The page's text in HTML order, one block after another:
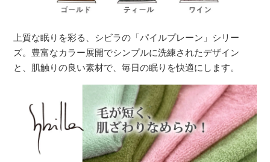
上質な眠りを彩る、シビラの「パイルプレーン」シリー
ズ。豊富なカラー展開でシンプルに洗練されたデザイン
と、肌触りの良い素材で、毎日の眠りを快適にします。